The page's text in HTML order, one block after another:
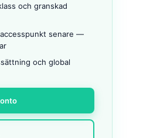
och granskad
senare —
och global